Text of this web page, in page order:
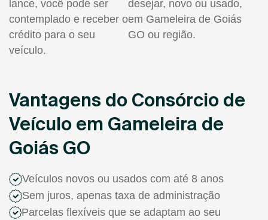
lance, você pode ser
contemplado e receber o
crédito para o seu
veículo.
desejar, novo ou usado,
em Gameleira de Goiás
GO ou região.
Vantagens do Consórcio de
Veículo em Gameleira de
Goiás GO
Veículos novos ou usados com até 8 anos
Sem juros, apenas taxa de administração
Parcelas flexíveis que se adaptam ao seu